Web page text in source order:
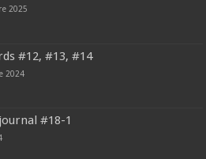
2025
#12, #13, #14
2024
#18-1